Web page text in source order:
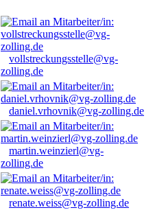
vollstreckungsstelle@vg-
zolling.de
daniel.vrhovnik@vg-zolling.de
martin.weinzierl@vg-
zolling.de
renate.weiss@vg-zolling.de